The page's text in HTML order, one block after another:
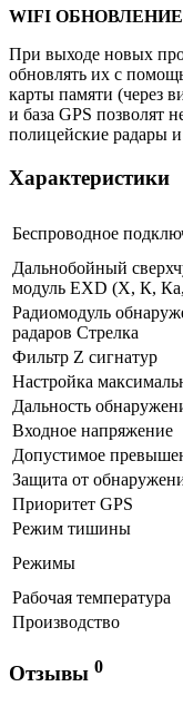
WIFI
При выходе новых
обновлять их с
карты памяти (через
и база GPS позволят
полицейские радары
Характеристики
Беспроводное
Дальнобойный
модуль EXD (Х, К,
Радиомодуль
радаров Стрелка
Фильтр Z сигнатур
Настройка
Дальность
Входное напряжение
Допустимое
Защита от
Приоритет GPS
Режим тишины
Режимы
Рабочая температура
Производство
Отзывы 0